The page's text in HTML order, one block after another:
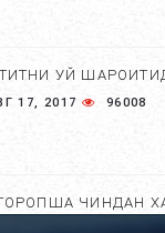
УЙ
17, 2017 96008
ЧИНДАН